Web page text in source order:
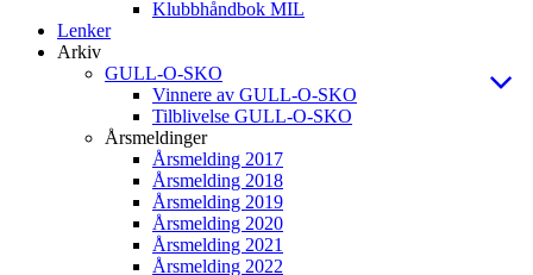
Klubbhåndbok MIL
Lenker
Arkiv
GULL-O-SKO
Vinnere av GULL-O-SKO
Tilblivelse GULL-O-SKO
Årsmeldinger
Årsmelding 2017
Årsmelding 2018
Årsmelding 2019
Årsmelding 2020
Årsmelding 2021
Årsmelding 2022